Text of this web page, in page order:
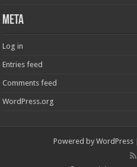
Meta
Log in
Entries feed
Comments feed
WordPress.org
Powered by WordPress